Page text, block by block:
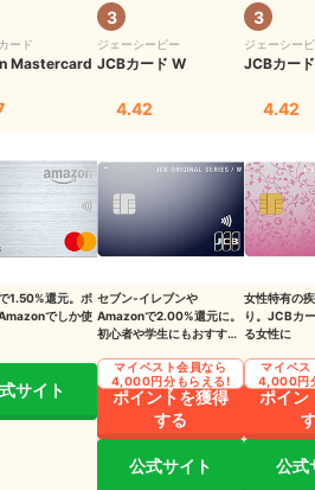
ない場合は電話で連絡を
はセキュリティコードがない場合もある
ではCVC、AMEXではCIDと呼ばれる
のはOK。ただし塗りつぶしは控えて
ュアが併用されているとよりよい
ード
Mastercard
1.50%還元。ポ
でしか使
サイト
3
ジェーシービー
JCBカード W
4.42
セブン‐イレブンや
Amazonで2.00%還元に。
初心者や学生にもおすすめ
ポイントを獲得
する
マイベスト会員なら
4,000円分もらえる!
公式サイト
3
ジェーシー
JCBカー
4.42
女性特有の
り。JCBカ
る女性に
ポイン
マイベス
4,000円
公式